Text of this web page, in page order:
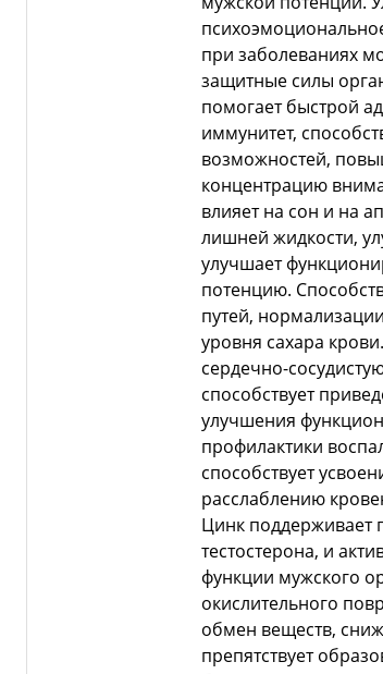
при заболеваниях
защитные силы
помогает быстрой
иммунитет,
возможностей,
концентрацию
влияет на сон и на
лишней жидкости,
улучшает
потенцию.
путей,
уровня сахара
сердечно-
способствует
улучшения
профилактики
способствует
расслаблению
Цинк поддерживает
тестостерона, и
функции мужского
окислительного
обмен веществ,
препятствует